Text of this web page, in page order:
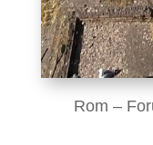
Rom –